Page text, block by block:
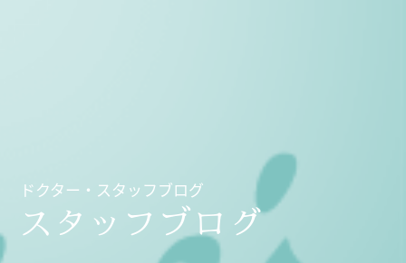
ドクター・スタッフブログ
スタッフブログ